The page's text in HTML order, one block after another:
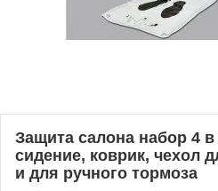
Защита салона набор 4 в
сидение, коврик, чехол
и для ручного тормоза